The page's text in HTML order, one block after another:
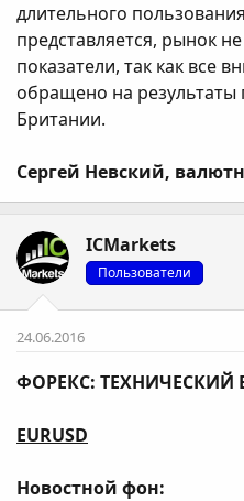
длительного
представляется, рынок
показатели, так как все
обращено на результаты
Британии.
Сергей Невский,
ICMarkets
Пользователи
24.06.2016
ФОРЕКС: ТЕХНИЧЕСКИЙ
EURUSD
Новостной фон: